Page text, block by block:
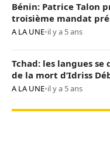
Bénin: Patrice Talon
troisième mandat
A LA UNE•il y a 5 ans
Tchad: les langues
de la mort d’Idriss
A LA UNE•il y a 5 ans